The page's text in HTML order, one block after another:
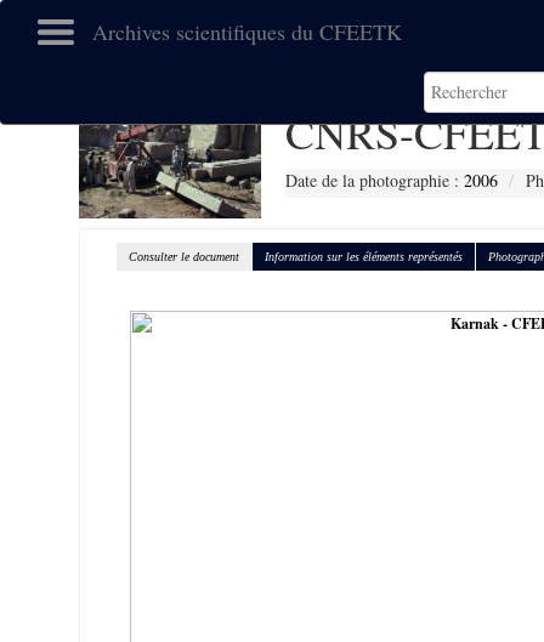
Archives scientifiques du CFEETK
CNRS-
Date de la photographie :2006
Consulter le document Information sur les éléments représentés